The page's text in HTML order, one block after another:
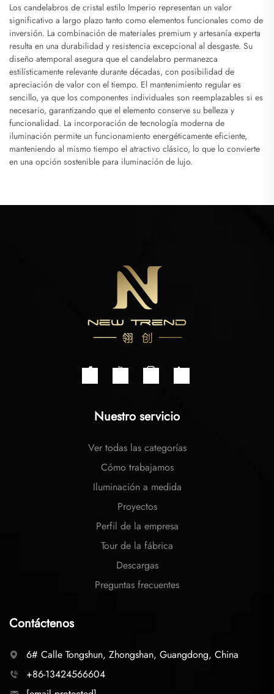
Los candelabros de cristal estilo Imperio representan un valor
significativo a largo plazo tanto como elementos funcionales como de
inversión. La combinación de materiales premium y artesanía experta
resulta en una durabilidad y resistencia excepcional al desgaste. Su
diseño atemporal asegura que el candelabro permanezca
estilísticamente relevante durante décadas, con posibilidad de
apreciación de valor con el tiempo. El mantenimiento regular es
sencillo, ya que los componentes individuales son reemplazables si es
necesario, garantizando que el elemento conserve su belleza y
funcionalidad. La incorporación de tecnología moderna de
iluminación permite un funcionamiento energéticamente eficiente,
manteniendo al mismo tiempo el atractivo clásico, lo que lo convierte
en una opción sostenible para iluminación de lujo.
Nuestro servicio
Ver todas las categorías
Cómo trabajamos
Iluminación a medida
Proyectos
Perfil de la empresa
Tour de la fábrica
Descargas
Preguntas frecuentes
Contáctenos
6# Calle Tongshun, Zhongshan, Guangdong, China
+86-13424566604